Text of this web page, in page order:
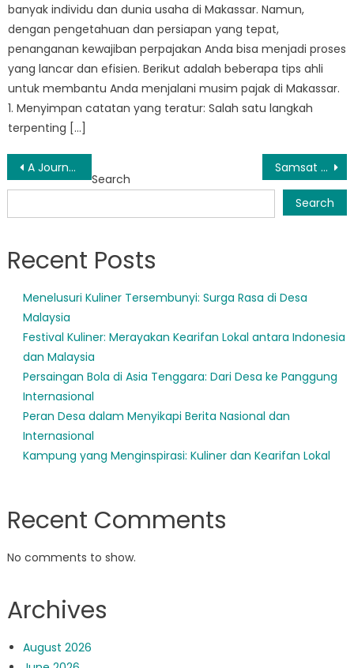
banyak individu dan dunia usaha di Makassar. Namun,
dengan pengetahuan dan persiapan yang tepat,
penanganan kewajiban perpajakan Anda bisa menjadi proses
yang lancar dan efisien. Berikut adalah beberapa tips ahli
untuk membantu Anda menjalani musim pajak di Makassar.
1. Menyimpan catatan yang teratur: Salah satu langkah
terpenting […]
Post
navigation
A Journey Through Time: The Enchanting Samsat Sulsel Makassar Museum Samsat Rappocini: Destinasi yang Wajib Dikunjungi bagi Pencinta Alam dan Penggemar Sejarah
Search
Search
Recent Posts
Menelusuri Kuliner Tersembunyi: Surga Rasa di Desa
Malaysia
Festival Kuliner: Merayakan Kearifan Lokal antara Indonesia
dan Malaysia
Persaingan Bola di Asia Tenggara: Dari Desa ke Panggung
Internasional
Peran Desa dalam Menyikapi Berita Nasional dan
Internasional
Kampung yang Menginspirasi: Kuliner dan Kearifan Lokal
Recent Comments
No comments to show.
Archives
August 2026